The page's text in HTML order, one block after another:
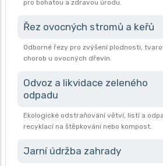
pro bohatou a zdravou úrodu.
Řez ovocných stromů a keřů
Odborné řezy pro zvýšení plodnosti,
chorob u ovocných dřevin.
Odvoz a likvidace zeleného
odpadu
Ekologické odstraňování větví, listí a
recyklací na štěpkování nebo kompost.
Jarní údržba zahrady